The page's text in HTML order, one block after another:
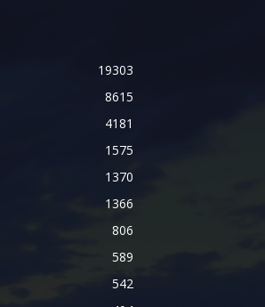
19303
8615
4181
1575
1370
1366
806
589
542